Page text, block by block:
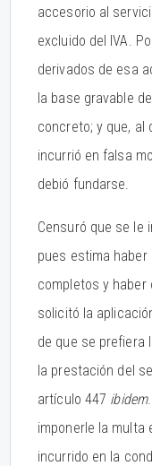
accesorio al
excluido del IVA.
derivados de esa
la base gravable
concreto; y que, al
incurrió en falsa
debió fundarse.
Censuró que se le
pues estima
completos y haber
solicitó la
de que se prefiera
la prestación del
artículo 447 ibidem
imponerle la multa
incurrido en la